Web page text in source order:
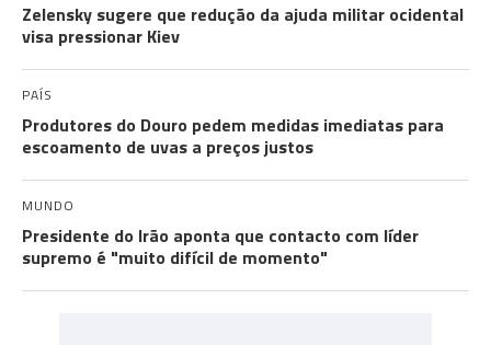
Zelensky sugere que redução da ajuda militar ocidental
visa pressionar Kiev
PAÍS
Produtores do Douro pedem medidas imediatas para
escoamento de uvas a preços justos
MUNDO
Presidente do Irão aponta que contacto com líder
supremo é "muito difícil de momento"